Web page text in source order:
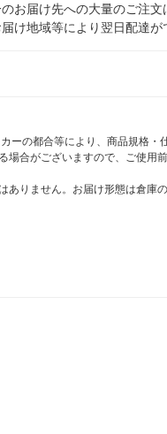
お届け先への大量のご注
地域等により翌日配達が
の都合等により、商品規格
合がございますので、ご使用
りません。お届け形態は倉庫